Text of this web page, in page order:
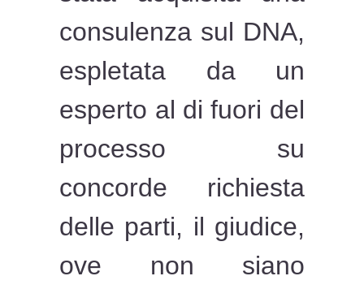
consulenza sul DNA,
espletata da un
esperto al di fuori del
processo su
concorde richiesta
delle parti, il giudice,
ove non siano